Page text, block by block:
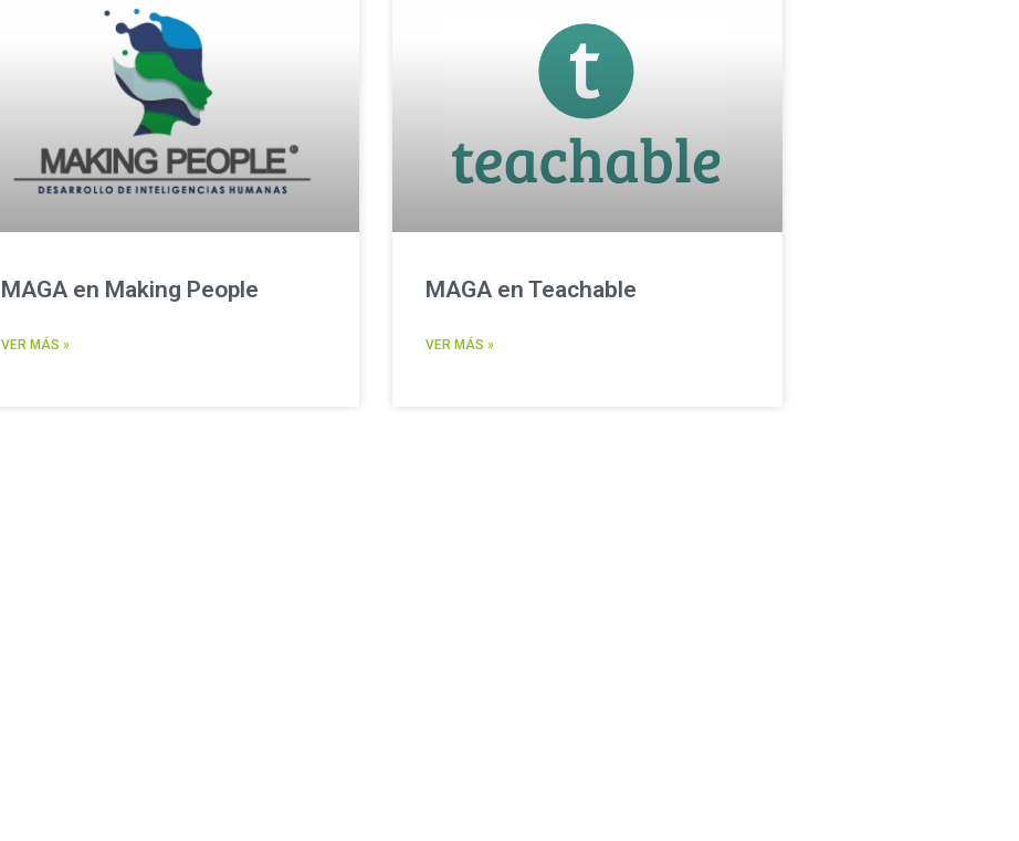
MAGA en Making People
VER MÁS »
MAGA en Teachable
VER MÁS »